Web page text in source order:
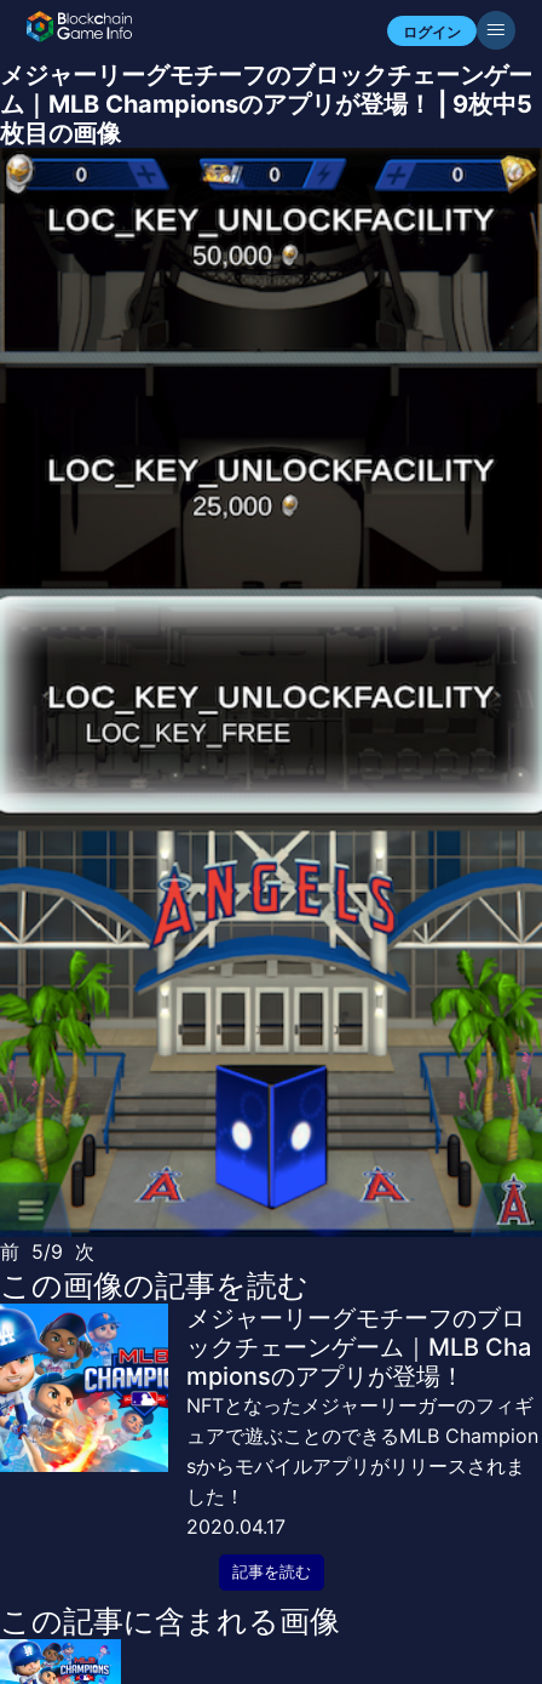
ログイン
メジャーリーグモチーフのブロックチェーンゲー
ム｜MLB Championsのアプリが登場！ | 9枚中5
枚目の画像
前 5/9 次
この画像の記事を読む
メジャーリーグモチーフのブロ
ックチェーンゲーム｜MLB Cha
mpionsのアプリが登場！
NFTとなったメジャーリーガーのフィギ
ュアで遊ぶことのできるMLB Champion
sからモバイルアプリがリリースされま
した！
2020.04.17
記事を読む
この記事に含まれる画像